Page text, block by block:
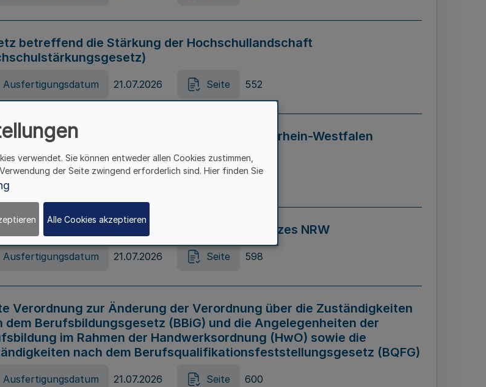
betreffend die Stärkung der Hochschullandschaft
Ausfertigungsdatum 21.07.2026 Seite 552
zur Vermeidung von Diskriminierung in Nordrhein-Westfalen
– LADG NRW)
Ausfertigungsdatum 21.07.2026 Seite 595
zur Änderung des Online-Casinospiel Gesetzes NRW
Ausfertigungsdatum 21.07.2026 Seite 598
Verordnung zur Änderung der Verordnung über die Zuständigkeiten
dem Berufsbildungsgesetz (BBiG) und die Angelegenheiten der
im Rahmen der Handwerksordnung (HwO) sowie die
nach dem Berufsqualifikationsfeststellungsgesetz (BQFG)
Ausfertigungsdatum 21.07.2026 Seite 600
verwendet. Sie können entweder allen Cookies zustimmen,
der Seite zwingend erforderlich sind. Hier finden Sie
Alle Cookies akzeptieren